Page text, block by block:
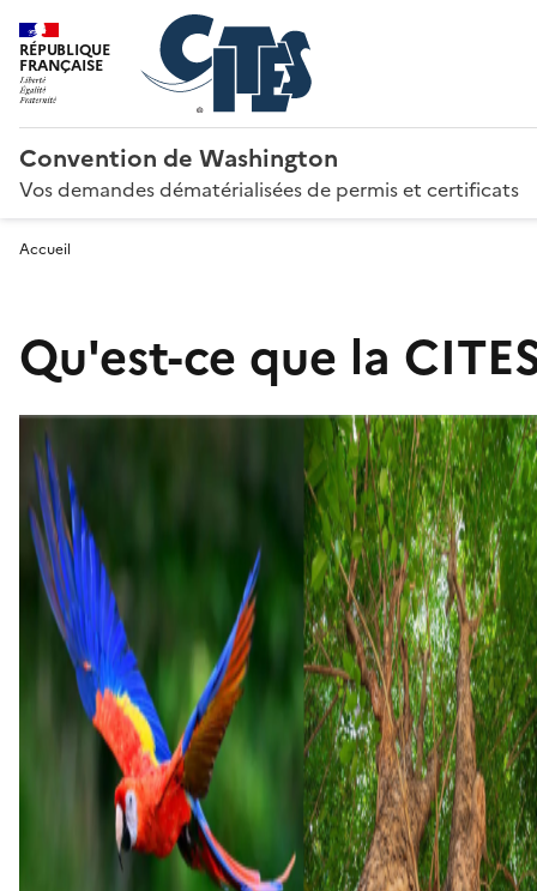
RÉPUBLIQUE
FRANÇAISE
Convention de Washington
Vos demandes dématérialisées de permis et certificats
Accueil
Qu'est-ce que la